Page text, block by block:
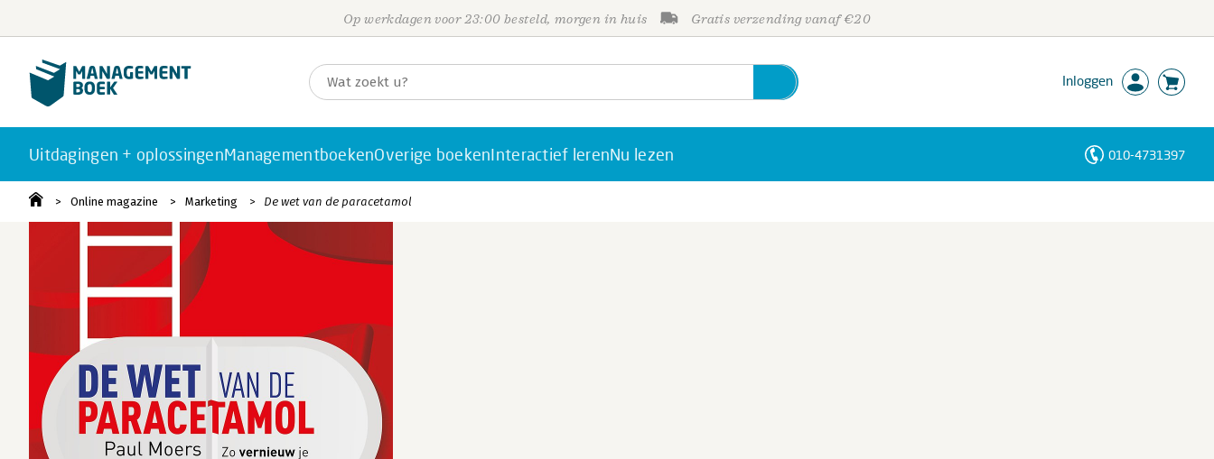
Op werkdagen voor 23:00 besteld, morgen in huis Gratis verzending vanaf €20
Inloggen
Uitdagingen + oplossingenManagementboekenOverige boekenInteractief lerenNu lezen 010-4731397
Online magazine Marketing De wet van de paracetamol
Personen